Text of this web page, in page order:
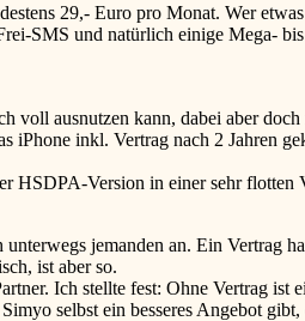
29,- Euro pro Monat. Wer
SMS und natürlich einige Mega-
voll ausnutzen kann, dabei aber
iPhone inkl. Vertrag nach 2 Jahren
Version in einer sehr flotten
jemanden an. Ein Vertrag
ist aber so.
Ich stellte fest: Ohne Vertrag ist
selbst ein besseres Angebot gibt,